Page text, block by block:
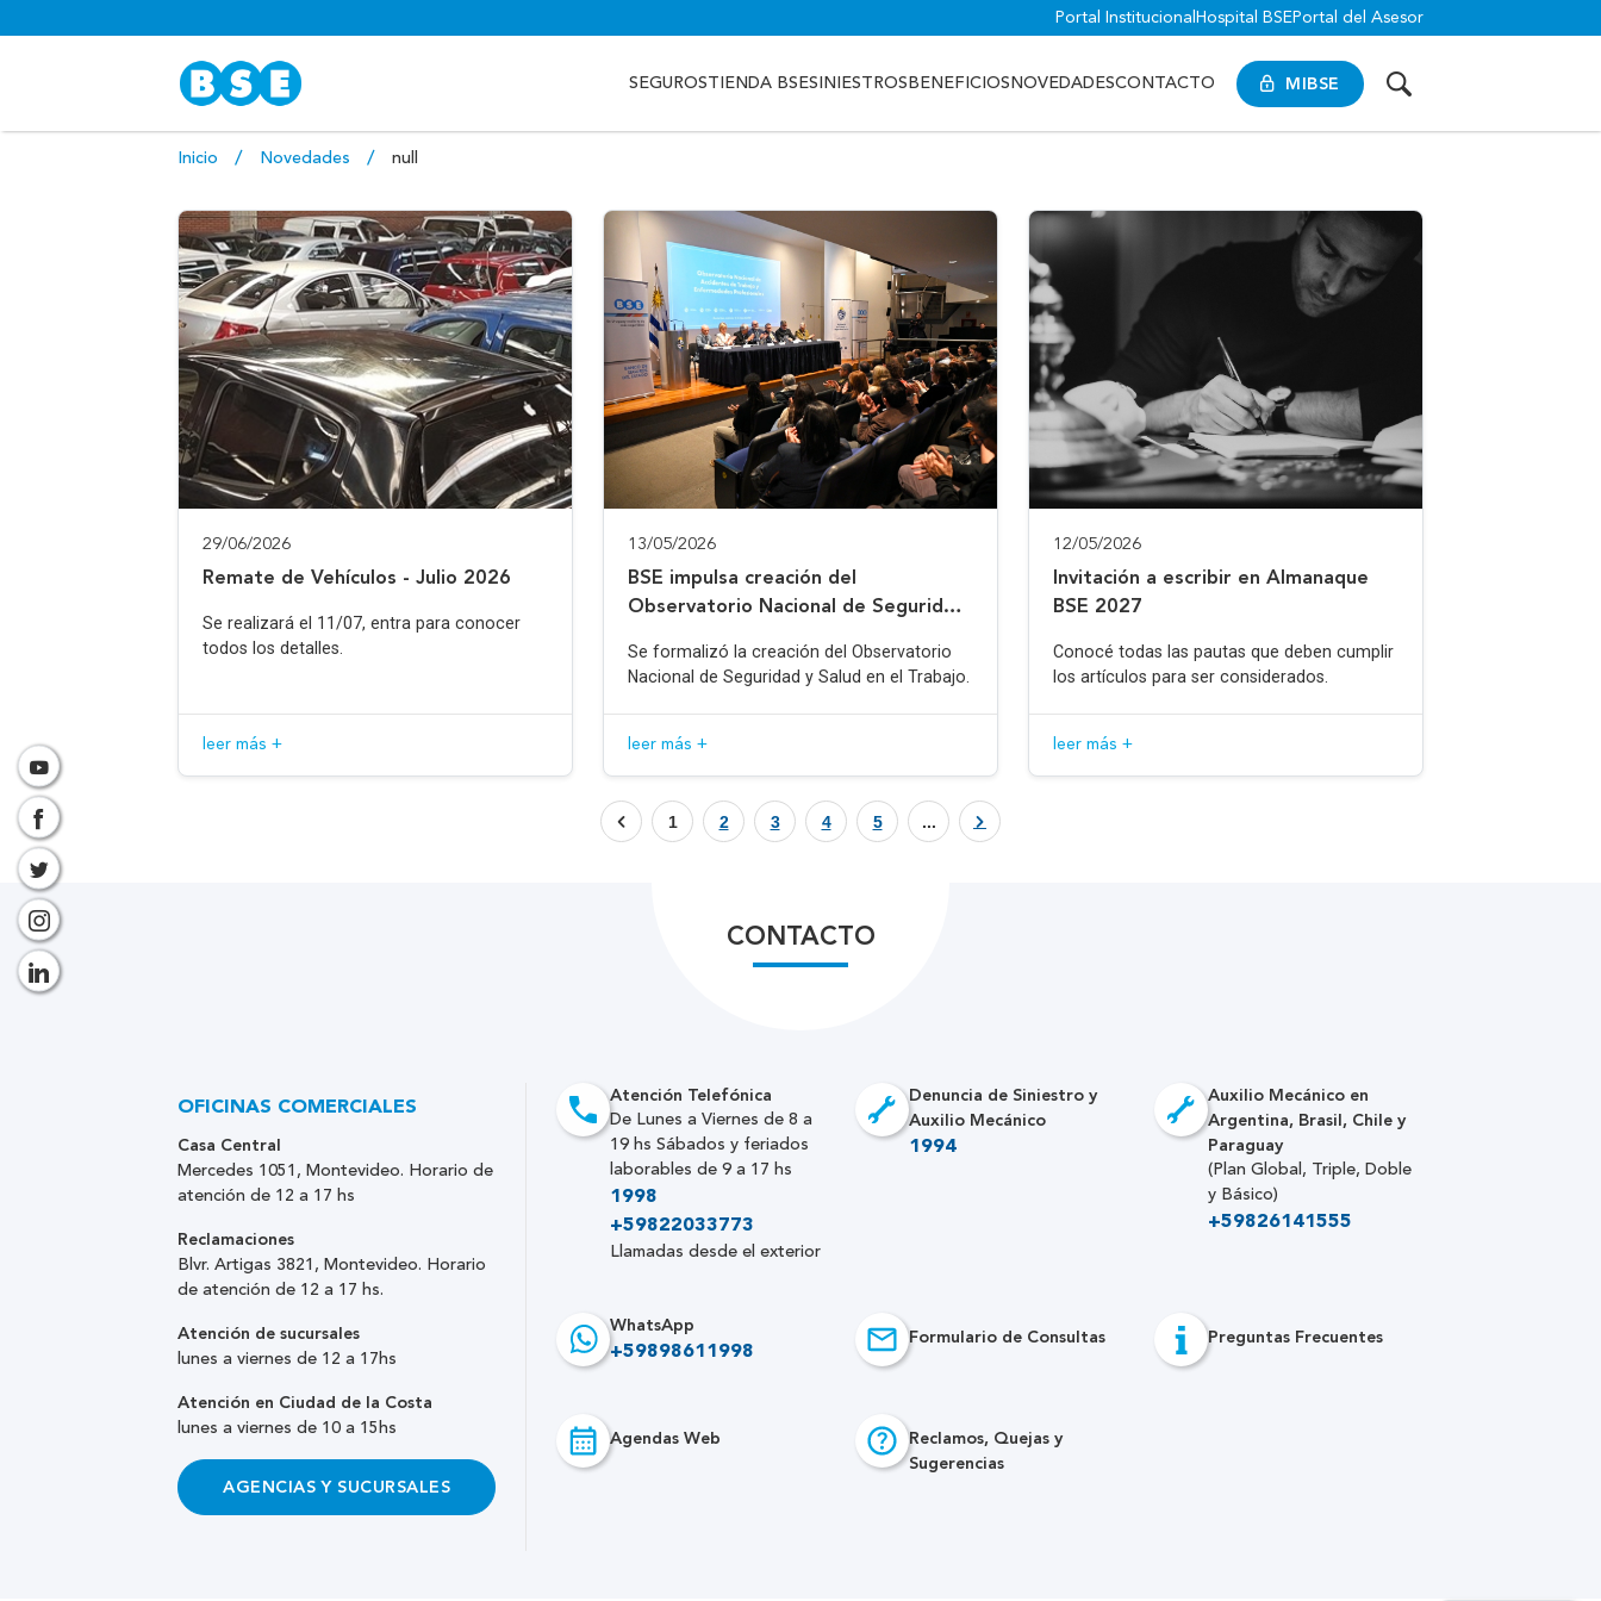
Portal Institucional Hospital BSE Portal del Asesor
MIBSE
SEGUROSTIENDA BSESINIESTROS BENEFICIOS NOVEDADESCONTACTO
Inicio Novedades null
29/06/2026
Remate de Vehículos - Julio 2026
Se realizará el 11/07, entra para conocer
todos los detalles.
leer más +
13/05/2026
BSE impulsa creación del
Observatorio Nacional de Seguridad
Se formalizó la creación del Observatorio
Nacional de Seguridad y Salud en el Trabajo.
leer más +
12/05/2026
Invitación a escribir en Almanaque
BSE 2027
Conocé todas las pautas que deben cumplir
los artículos para ser considerados.
leer más +
1 2 3 4 5 ...
CONTACTO
Atención Telefónica
De Lunes a Viernes de 8 a
19 hs Sábados y feriados
laborables de 9 a 17 hs
1998
+59822033773
Llamadas desde el exterior
Denuncia de Siniestro y
Auxilio Mecánico
1994
Auxilio Mecánico en
Argentina, Brasil, Chile y
Paraguay
(Plan Global, Triple, Doble
y Básico)
+59826141555
WhatsApp
+59898611998
Formulario de Consultas Preguntas Frecuentes
Agendas Web
Reclamos, Quejas y
Sugerencias
OFICINAS COMERCIALES
Casa Central
Mercedes 1051, Montevideo. Horario de
atención de 12 a 17 hs
Reclamaciones
Blvr. Artigas 3821, Montevideo. Horario
de atención de 12 a 17 hs.
Atención de sucursales
lunes a viernes de 12 a 17hs
Atención en Ciudad de la Costa
lunes a viernes de 10 a 15hs
AGENCIAS Y SUCURSALES